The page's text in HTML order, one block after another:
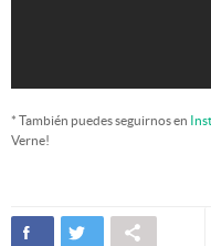
* También puedes seguirnos en
Verne!